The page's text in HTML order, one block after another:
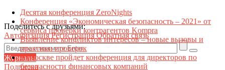
Поделитесь с друзьями:
АвторизацияРегистрацияОбратная связь
Журналы
Подписка
Десятая конференция ZeroNights
Конференция «Экономическая безопасность – 2021» от
сервиса проверки контрагентов Kompra
Выявление конфликтов интересов – новые вызовы и
практики проверок
В Москве пройдет конференция для директоров по
безопасности финансовых компаний